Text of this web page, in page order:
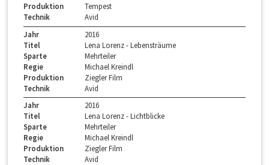
Produktion
Tempest
Technik
Avid
Jahr
2016
Titel
Lena Lorenz - Lebensträume
Sparte
Mehrteiler
Regie
Michael Kreindl
Produktion
Ziegler Film
Technik
Avid
Jahr
2016
Titel
Lena Lorenz - Lichtblicke
Sparte
Mehrteiler
Regie
Michael Kreindl
Produktion
Ziegler Film
Technik
Avid